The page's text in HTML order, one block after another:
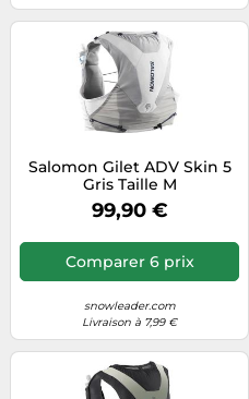
Salomon Gilet ADV Skin 5
Gris Taille M
99,90 €
Comparer 6 prix
snowleader.com
Livraison à 7,99 €